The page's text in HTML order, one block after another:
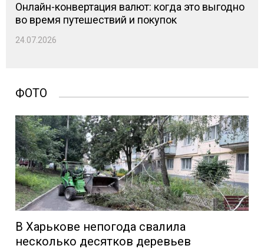
Онлайн-конвертация валют: когда это выгодно
во время путешествий и покупок
24.07.2026
ФОТО
В Харькове непогода свалила
несколько десятков деревьев